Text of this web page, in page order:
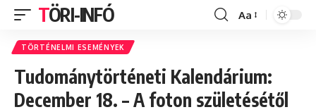
TÖRI-INFÓ
Font
Aa
TÖRTÉNELMI ESEMÉNYEK
Tudománytörténeti Kalendárium:
December 18. – A foton születésétől